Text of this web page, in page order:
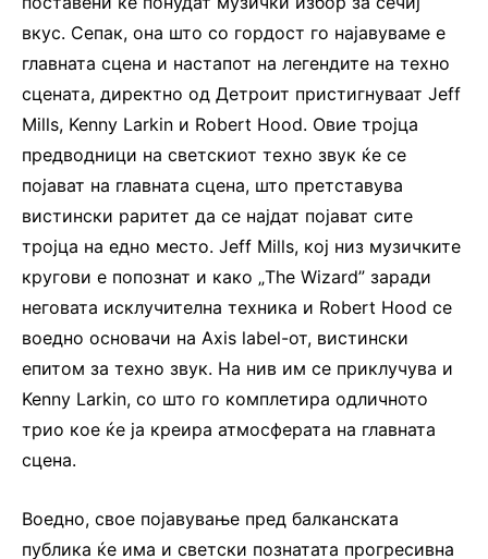
вкус. Сепак, она што со гордост го најавуваме е
главната сцена и настапот на легендите на техно
сцената, директно од Детроит пристигнуваат Jeff
Mills, Kenny Larkin и Robert Hood. Овие тројца
предводници на светскиот техно звук ќе се
појават на главната сцена, што претставува
вистински раритет да се најдат појават сите
тројца на едно место. Jeff Mills, кој низ музичките
кругови е попознат и како „The Wizard” заради
неговата исклучителна техника и Robert Hood се
воедно основачи на Axis label-от, вистински
епитом за техно звук. На нив им се приклучува и
Kenny Larkin, со што го комплетира одличното
трио кое ќе ја креира атмосферата на главната
сцена.
Воедно, свое појавување пред балканската
публика ќе има и светски познатата прогресивна